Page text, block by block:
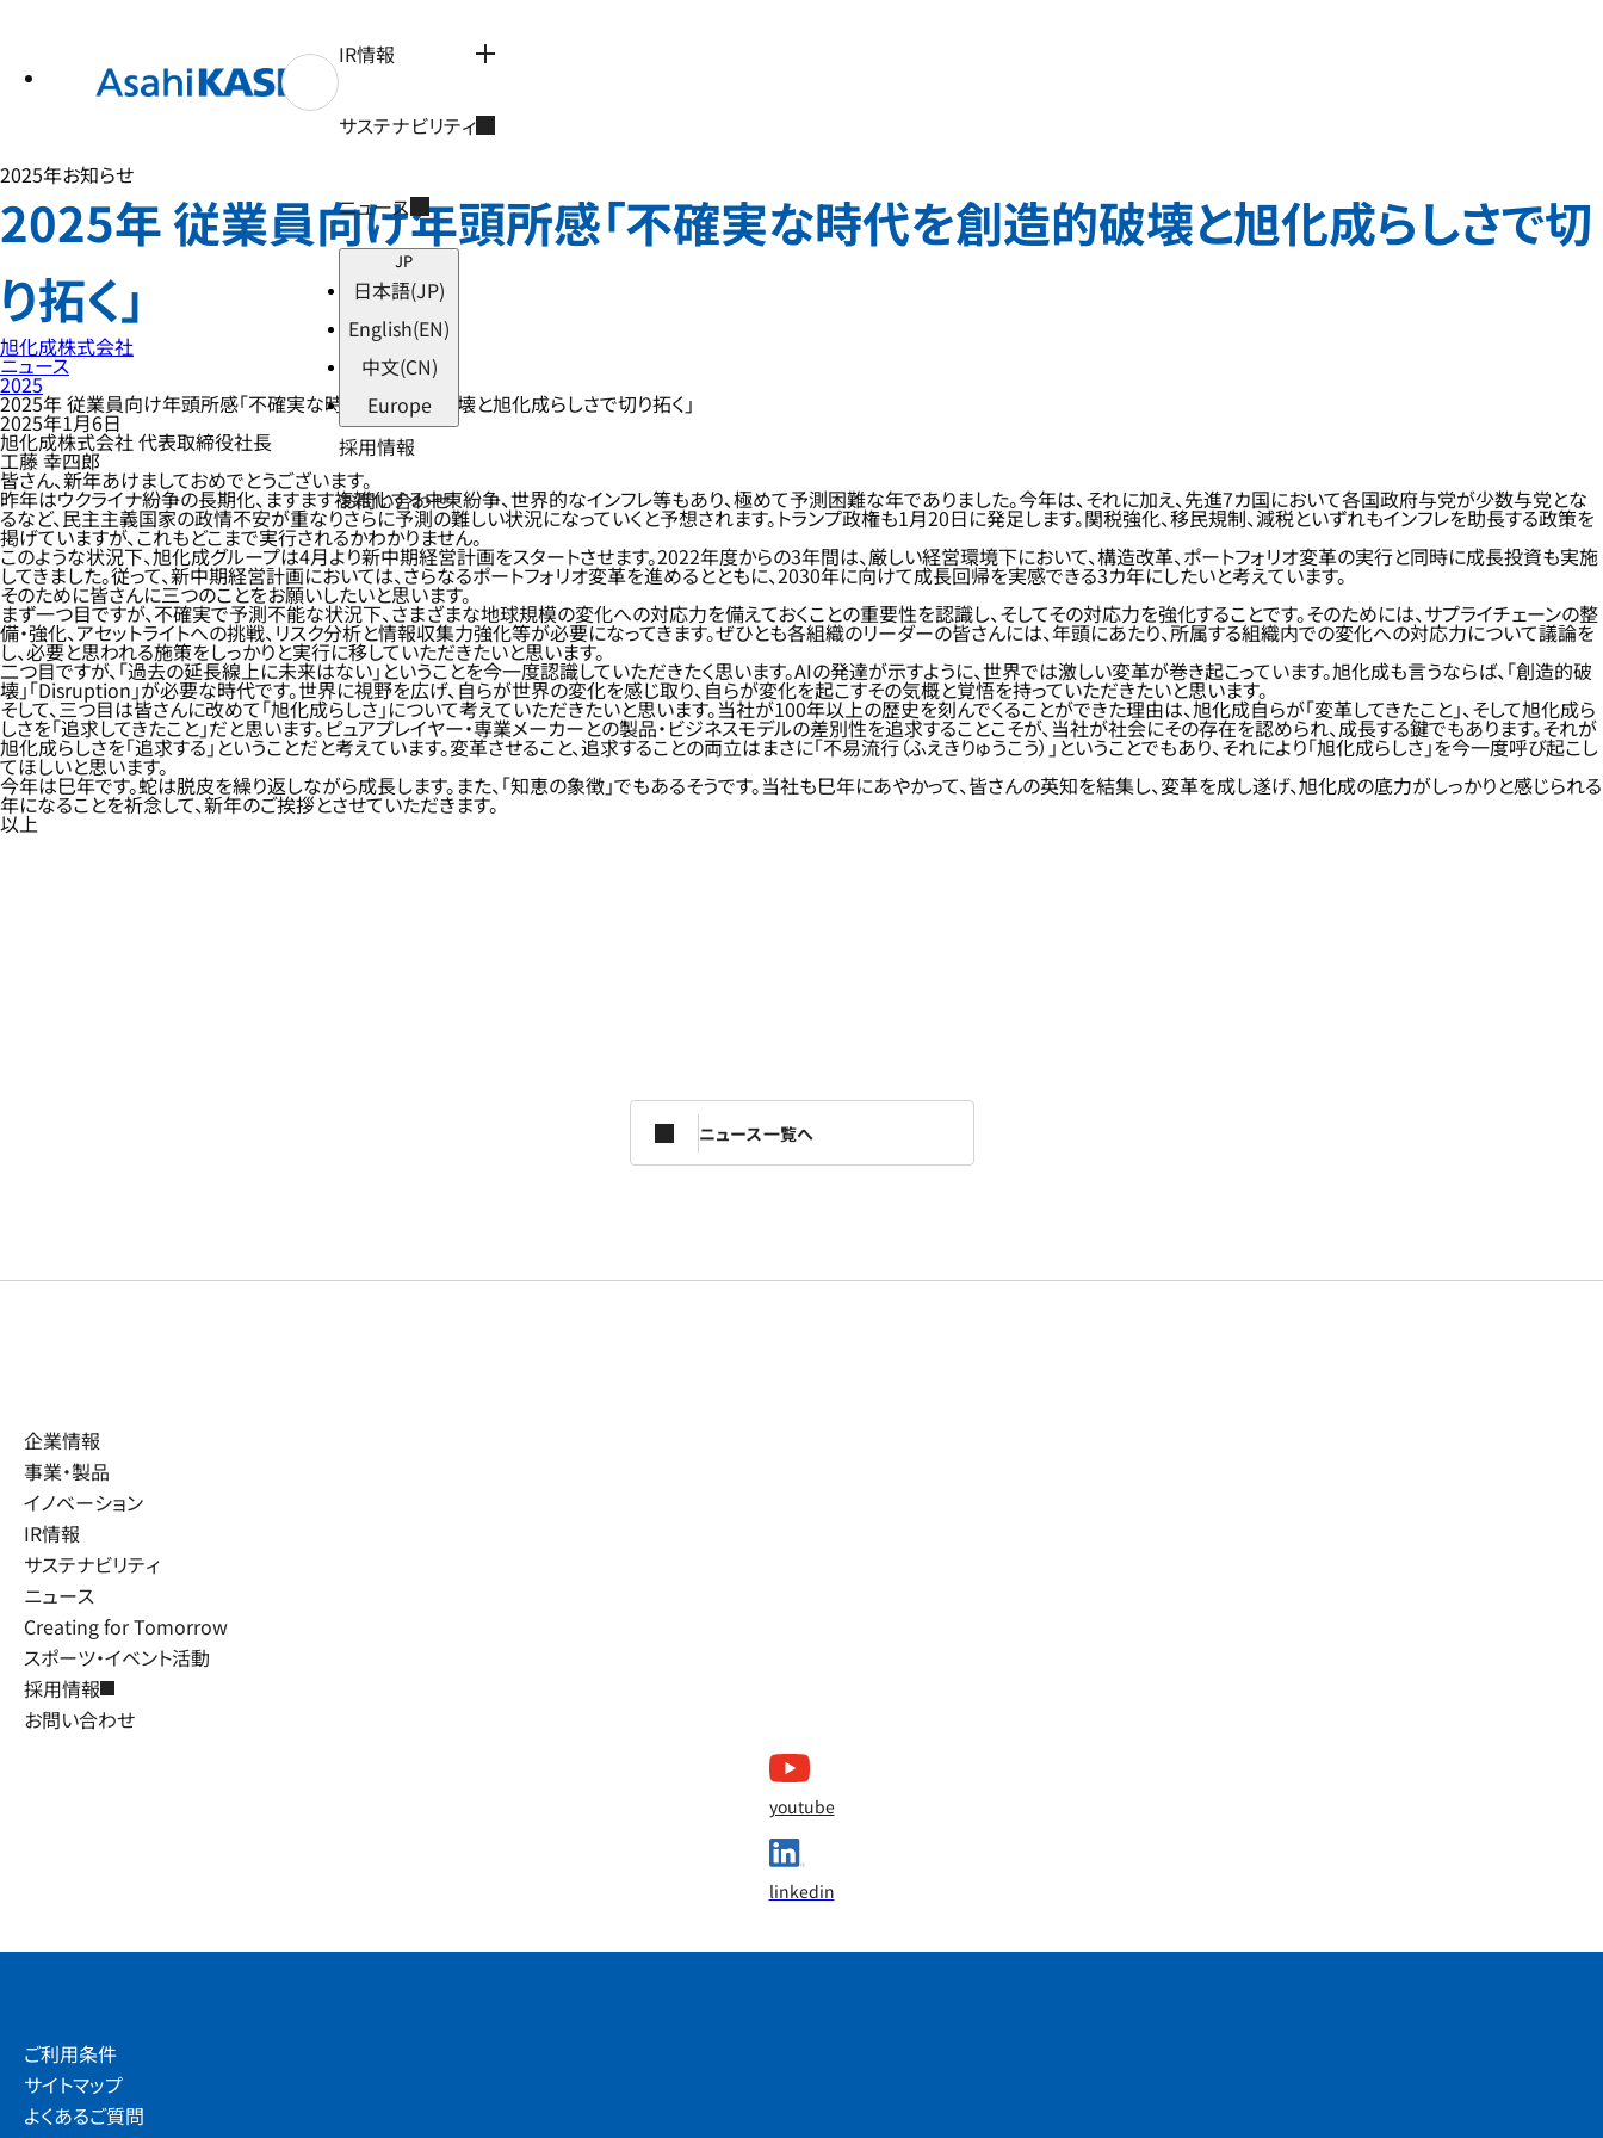
IR情報
サステナビリティ
ニュース
JP
日本語(JP)
English(EN)
中文(CN)
Europe
採用情報
お問い合わせ
2025年お知らせ
2025年 従業員向け年頭所感「不確実な時代を創造的破壊と旭化成らしさで切
り拓く」
旭化成株式会社
ニュース
2025
2025年 従業員向け年頭所感「不確実な時代を創造的破壊と旭化成らしさで切り拓く」
2025年1月6日
旭化成株式会社 代表取締役社長
工藤 幸四郎
皆さん、新年あけましておめでとうございます。
昨年はウクライナ紛争の長期化、ますます複雑化する中東紛争、世界的なインフレ等もあり、極めて予測困難な年でありました。今年は、それに加え、先進7カ国において各国政府与党が少数与党とな
るなど、民主主義国家の政情不安が重なりさらに予測の難しい状況になっていくと予想されます。トランプ政権も1月20日に発足します。関税強化、移民規制、減税といずれもインフレを助長する政策を
掲げていますが、これもどこまで実行されるかわかりません。
このような状況下、旭化成グループは4月より新中期経営計画をスタートさせます。2022年度からの3年間は、厳しい経営環境下において、構造改革、ポートフォリオ変革の実行と同時に成長投資も実施
してきました。従って、新中期経営計画においては、さらなるポートフォリオ変革を進めるとともに、2030年に向けて成長回帰を実感できる3カ年にしたいと考えています。
そのために皆さんに三つのことをお願いしたいと思います。
まず一つ目ですが、不確実で予測不能な状況下、さまざまな地球規模の変化への対応力を備えておくことの重要性を認識し、そしてその対応力を強化することです。そのためには、サプライチェーンの整
備・強化、アセットライトへの挑戦、リスク分析と情報収集力強化等が必要になってきます。ぜひとも各組織のリーダーの皆さんには、年頭にあたり、所属する組織内での変化への対応力について議論を
し、必要と思われる施策をしっかりと実行に移していただきたいと思います。
二つ目ですが、「過去の延長線上に未来はない」ということを今一度認識していただきたく思います。AIの発達が示すように、世界では激しい変革が巻き起こっています。旭化成も言うならば、「創造的破
壊」「Disruption」が必要な時代です。世界に視野を広げ、自らが世界の変化を感じ取り、自らが変化を起こすその気概と覚悟を持っていただきたいと思います。
そして、三つ目は皆さんに改めて「旭化成らしさ」について考えていただきたいと思います。当社が100年以上の歴史を刻んでくることができた理由は、旭化成自らが「変革してきたこと」、そして旭化成ら
しさを「追求してきたこと」だと思います。ピュアプレイヤー・専業メーカーとの製品・ビジネスモデルの差別性を追求することこそが、当社が社会にその存在を認められ、成長する鍵でもあります。それが
旭化成らしさを「追求する」ということだと考えています。変革させること、追求することの両立はまさに「不易流行（ふえきりゅうこう）」ということでもあり、それにより「旭化成らしさ」を今一度呼び起こし
てほしいと思います。
今年は巳年です。蛇は脱皮を繰り返しながら成長します。また、「知恵の象徴」でもあるそうです。当社も巳年にあやかって、皆さんの英知を結集し、変革を成し遂げ、旭化成の底力がしっかりと感じられる
年になることを祈念して、新年のご挨拶とさせていただきます。
以上
ニュース一覧へ
企業情報
事業・製品
イノベーション
IR情報
サステナビリティ
ニュース
Creating for Tomorrow
スポーツ・イベント活動
採用情報
お問い合わせ
youtube
linkedin
ご利用条件
サイトマップ
よくあるご質問